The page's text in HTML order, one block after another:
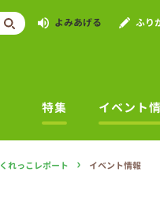
よみあげる ふり
特集 イベント
くれっこレポート › イベント情報